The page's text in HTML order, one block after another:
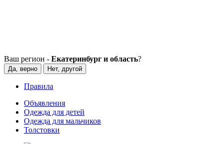
Ваш регион - Екатеринбург и область?
Да, верно Нет, другой
Правила
Объявления
Одежда для детей
Одежда для мальчиков
Толстовки